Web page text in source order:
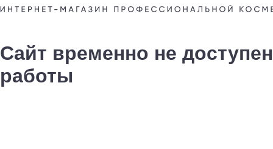
Сайт временно не
работы